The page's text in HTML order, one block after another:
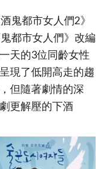
鬼都市女人們2》
都市女人們》改編
天的3位同齡女性
現了低開高走的趨
但隨著劇情的深
更解壓的下酒